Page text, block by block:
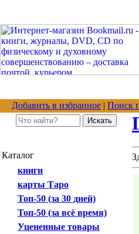
Добавить в избранное | Поиск
Каталог
книги
карты Таро
Топ-50 (за 30 дней)
Топ-50 (за всё время)
Уцененные товары